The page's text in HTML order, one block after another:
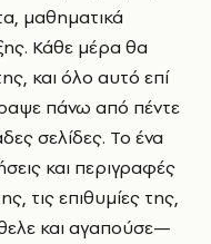
μαθηματικά
Κάθε μέρα θα
και όλο αυτό επί
πάνω από πέντε
σελίδες. Το ένα
και περιγραφές
τις επιθυμίες της,
και αγαπούσε—